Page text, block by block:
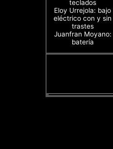
teclados
Eloy Urrejola: bajo
eléctrico con y sin
trastes
Juanfran Moyano:
batería